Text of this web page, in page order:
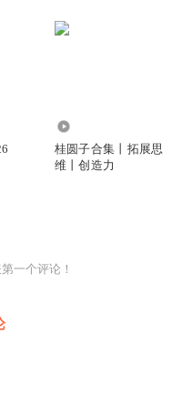
桂圆子合集丨拓展思
维丨创造力
一个评论！